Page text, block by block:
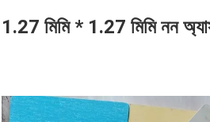
1.27 মিমি * 1.27 মিমি নন